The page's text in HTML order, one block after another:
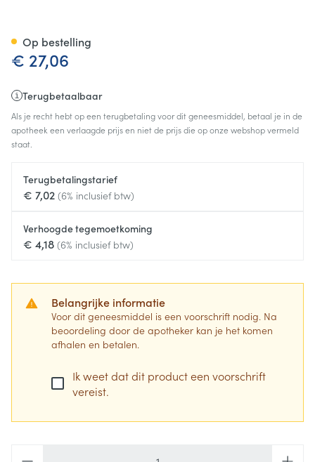
€ 27,06
Terugbetaalbaar
Als je recht hebt op een terugbetaling voor dit geneesmiddel, betaal je in de
apotheek een verlaagde prijs en niet de prijs die op onze webshop vermeld
staat.
Terugbetalingstarief
€ 7,02 (6% inclusief btw)
Verhoogde tegemoetkoming
€ 4,18 (6% inclusief btw)
Belangrijke informatie
Voor dit geneesmiddel is een voorschrift nodig. Na
beoordeling door de apotheker kan je het komen
afhalen en betalen.
Ik weet dat dit product een voorschrift
vereist.
Op bestelling